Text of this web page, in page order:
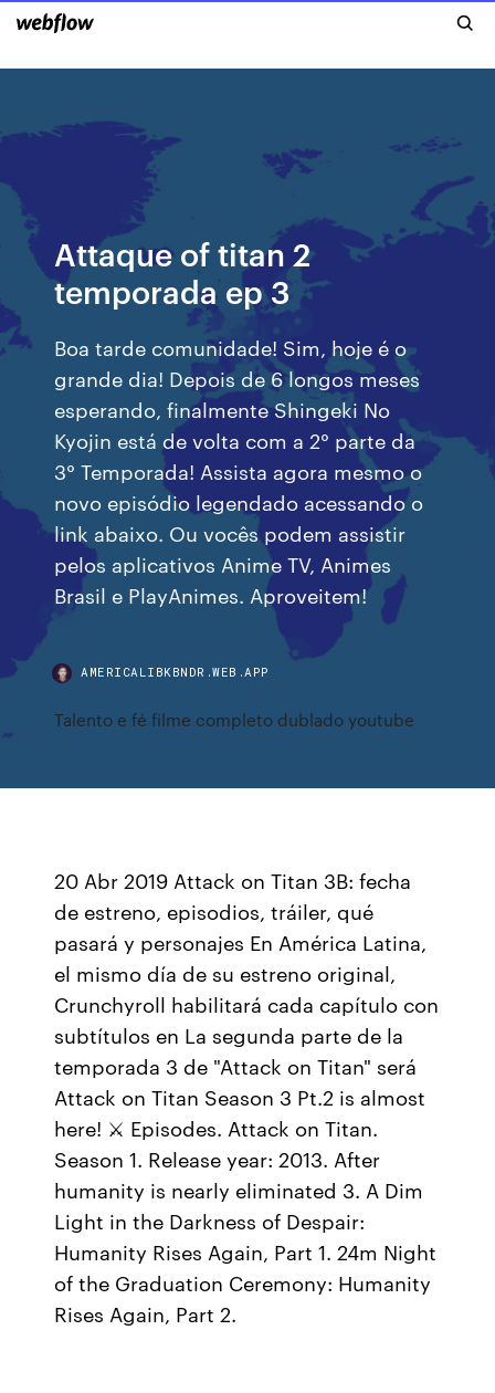
Attaque of titan 2
temporada ep 3
Boa tarde comunidade! Sim, hoje é o
grande dia! Depois de 6 longos meses
esperando, finalmente Shingeki No
Kyojin está de volta com a 2° parte da
3° Temporada! Assista agora mesmo o
novo episódio legendado acessando o
link abaixo. Ou vocês podem assistir
pelos aplicativos Anime TV, Animes
Brasil e PlayAnimes. Aproveitem!
AMERICALIBKBNDR.WEB.APP
Talento e fé filme completo dublado youtube
20 Abr 2019 Attack on Titan 3B: fecha
de estreno, episodios, tráiler, qué
pasará y personajes En América Latina,
el mismo día de su estreno original,
Crunchyroll habilitará cada capítulo con
subtítulos en La segunda parte de la
temporada 3 de "Attack on Titan" será
Attack on Titan Season 3 Pt.2 is almost
here! ⚔ Episodes. Attack on Titan.
Season 1. Release year: 2013. After
humanity is nearly eliminated 3. A Dim
Light in the Darkness of Despair:
Humanity Rises Again, Part 1. 24m Night
of the Graduation Ceremony: Humanity
Rises Again, Part 2.